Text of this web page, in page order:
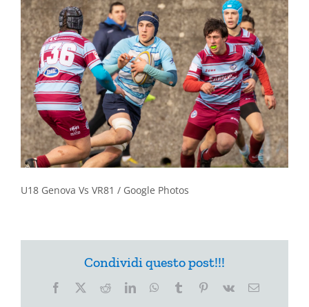
U18 Genova Vs VR81 / Google Photos
Condividi questo post!!!
Facebook
X RedditLinkedInWhatsApp
Tumblr Pinterest
Vk Email